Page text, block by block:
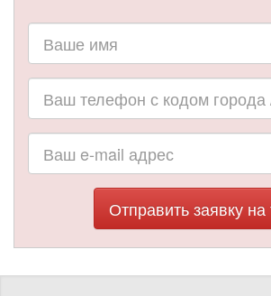
Отправить заявку на